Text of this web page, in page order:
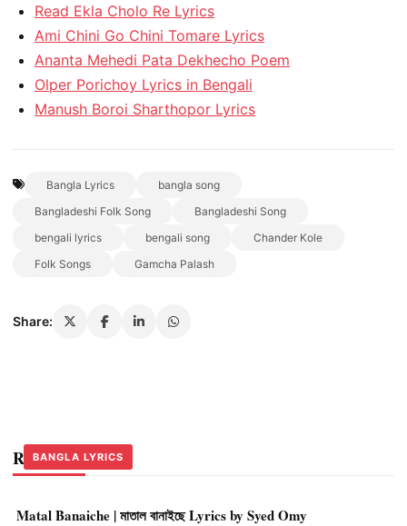
Read Ekla Cholo Re Lyrics
Ami Chini Go Chini Tomare Lyrics
Ananta Mehedi Pata Dekhecho Poem
Olper Porichoy Lyrics in Bengali
Manush Boroi Sharthopor Lyrics
Bangla Lyrics
bangla song
Bangladeshi Folk Song
Bangladeshi Song
bengali lyrics
bengali song
Chander Kole
Folk Songs
Gamcha Palash
Share:
Related Stories
BANGLA LYRICS
Matal Banaiche | মাতাল বানাইছে Lyrics by Syed Omy
BANGLA LYRICS
BANGLA LYRICS